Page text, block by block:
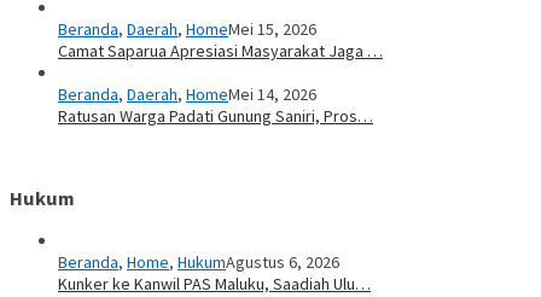
Beranda, Daerah, HomeMei 15, 2026
Camat Saparua Apresiasi Masyarakat Jaga …
Beranda, Daerah, HomeMei 14, 2026
Ratusan Warga Padati Gunung Saniri, Pros…
Hukum
Beranda, Home, HukumAgustus 6, 2026
Kunker ke Kanwil PAS Maluku, Saadiah Ulu…